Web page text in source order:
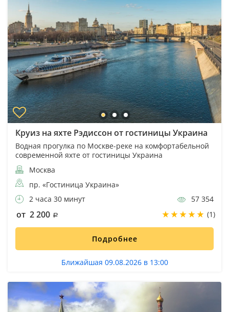
Круиз на яхте Рэдиссон от гостиницы Украина
Водная прогулка по Москве-реке на комфортабельной
современной яхте от гостиницы Украина
Москва
пр. «Гостиница Украина»
2 часа 30 минут
57 354
от 2 200 (1)
Подробнее
Ближайшая 09.08.2026 в 13:00